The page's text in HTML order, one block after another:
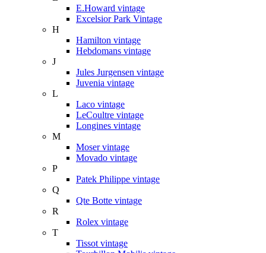
E.Howard vintage
Excelsior Park Vintage
H
Hamilton vintage
Hebdomans vintage
J
Jules Jurgensen vintage
Juvenia vintage
L
Laco vintage
LeCoultre vintage
Longines vintage
M
Moser vintage
Movado vintage
P
Patek Philippe vintage
Q
Qte Botte vintage
R
Rolex vintage
T
Tissot vintage